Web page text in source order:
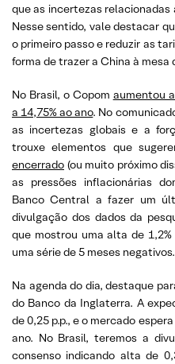
que as incertezas
Nesse sentido, vale destacar
o primeiro passo e reduzir as
forma de trazer a China à mesa
No Brasil, o Copom aumentou
a 14,75% ao ano. No
as incertezas globais e a
trouxe elementos que
encerrado (ou muito próximo
as pressões inflacionárias
Banco Central a fazer um
divulgação dos dados da
que mostrou uma alta de
uma série de 5 meses negativos.
Na agenda do dia, destaque
do Banco da Inglaterra. A
de 0,25 p.p., e o mercado
ano. No Brasil, teremos a
consenso indicando alta de